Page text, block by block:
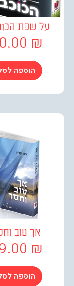
שפת הכוכבים
60.00
הוספה לסל
אך טוב וחסד
79.00
הוספה לסל